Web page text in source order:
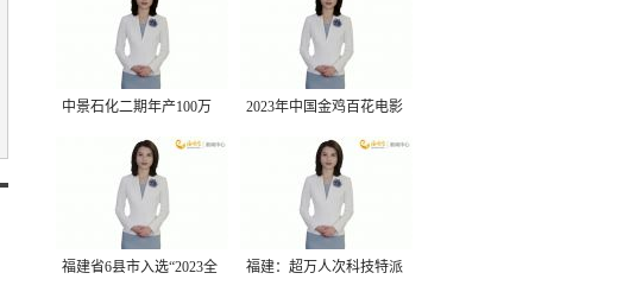
中景石化二期年产100万
吨丙烷脱氢项目建成中交
2023年中国金鸡百花电影
节有福电影巡展31日启动
福建省6县市入选“2023全 福建：超万人次科技特派